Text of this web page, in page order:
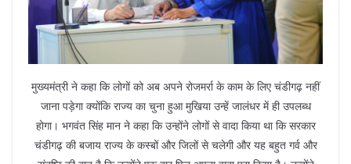
मुख्यमंत्री ने कहा कि लोगों को अब अपने रोजमर्रा के काम के लिए चंडीगढ़ नहीं
जाना पड़ेगा क्योंकि राज्य का चुना हुआ मुखिया उन्हें जालंधर में ही उपलब्ध
होगा। भगवंत सिंह मान ने कहा कि उन्होंने लोगों से वादा किया था कि सरकार
चंडीगढ़ की बजाय राज्य के कस्बों और जिलों से चलेगी और यह बहुत गर्व और